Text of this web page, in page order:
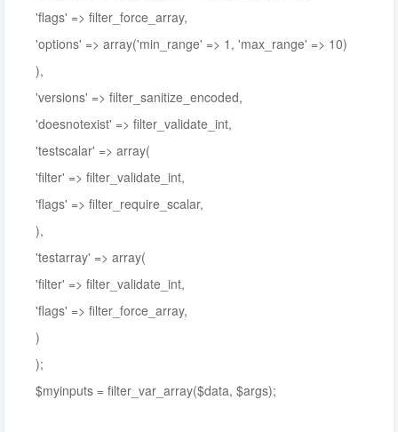
'flags' => filter_force_array,
'options' => array('min_range' => 1, 'max_range' => 10)
),
'versions' => filter_sanitize_encoded,
'doesnotexist' => filter_validate_int,
'testscalar' => array(
'filter' => filter_validate_int,
'flags' => filter_require_scalar,
),
'testarray' => array(
'filter' => filter_validate_int,
'flags' => filter_force_array,
)
);
$myinputs = filter_var_array($data, $args);